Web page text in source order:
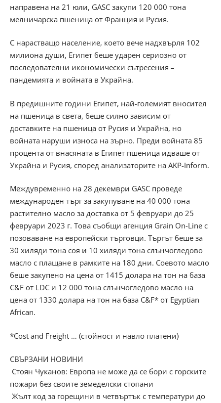
направена на 21 юли, GASC закупи 120 000 тона
мелничарска пшеница от Франция и Русия.
С нарастващо население, което вече надхвърля 102
милиона души, Египет беше ударен сериозно от
последователни икономически сътресения –
пандемията и войната в Украйна.
В предишните години Египет, най-големият вносител
на пшеница в света, беше силно зависим от
доставките на пшеница от Русия и Украйна, но
войната наруши износа на зърно. Преди войната 85
процента от внасяната в Египет пшеница идваше от
Украйна и Русия, според анализаторите на AKP-Inform.
Междувременно на 28 декември GASC проведе
международен търг за закупуване на 40 000 тона
растително масло за доставка от 5 февруари до 25
февруари 2023 г. Това съобщи агенция Grain On-Line с
позоваване на европейски търговци. Търгът беше за
30 хиляди тона соя и 10 хиляди тона слънчогледово
масло с плащане в рамките на 180 дни. Соевото масло
беше закупено на цена от 1415 долара на тон на база
C&F от LDC и 12 000 тона слънчогледово масло на
цена от 1330 долара на тон на база C&F* от Egyptian
African.
*Cost and Freight … (стойност и навло платени)
СВЪРЗАНИ НОВИНИ
Стоян Чуканов: Европа не може да се бори с горските
пожари без своите земеделски стопани
Жълт код за горещини в четвъртък с температури до